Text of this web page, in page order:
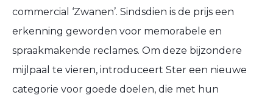
commercial ‘Zwanen’. Sindsdien is de prijs een
erkenning geworden voor memorabele en
spraakmakende reclames. Om deze bijzondere
mijlpaal te vieren, introduceert Ster een nieuwe
categorie voor goede doelen, die met hun